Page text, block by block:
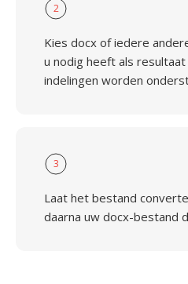
2
Kies docx of iedere
u nodig heeft als
indelingen worden
3
Laat het bestand
daarna uw docx-bestand